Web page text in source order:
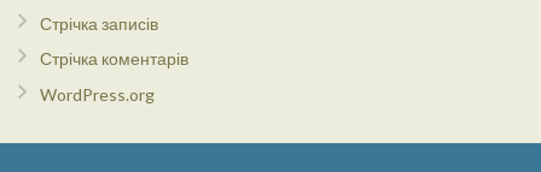
Стрічка записів
Стрічка коментарів
WordPress.org